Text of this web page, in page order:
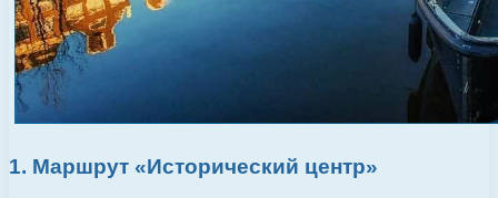
1. Маршрут «Исторический центр»